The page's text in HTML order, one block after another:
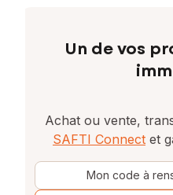
Un de vos
Achat ou vente,
SAFTI Connect et
Mon code à